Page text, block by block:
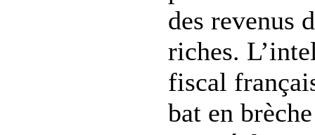
des revenus
riches.
fiscal
bat en